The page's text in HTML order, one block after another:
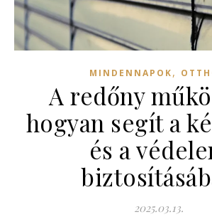
MINDENNAPOK,
A redőny
hogyan segít a
és a
2025.03.13.